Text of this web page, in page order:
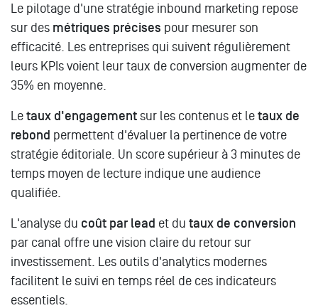
Le pilotage d'une stratégie inbound marketing repose
sur des métriques précises pour mesurer son
efficacité. Les entreprises qui suivent régulièrement
leurs KPIs voient leur taux de conversion augmenter de
35% en moyenne.
Le taux d'engagement sur les contenus et le taux de
rebond permettent d'évaluer la pertinence de votre
stratégie éditoriale. Un score supérieur à 3 minutes de
temps moyen de lecture indique une audience
qualifiée.
L'analyse du coût par lead et du taux de conversion
par canal offre une vision claire du retour sur
investissement. Les outils d'analytics modernes
facilitent le suivi en temps réel de ces indicateurs
essentiels.